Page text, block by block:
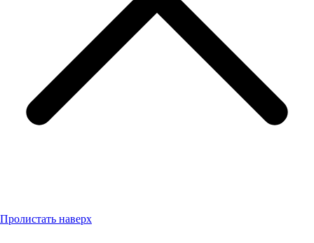
Пролистать наверх